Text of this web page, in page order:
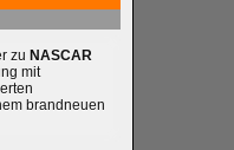
zu NASCAR
mit
brandneuen